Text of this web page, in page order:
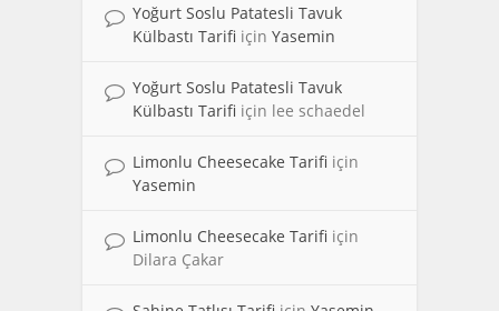
Yoğurt Soslu Patatesli Tavuk
Külbastı Tarifi için Yasemin
Yoğurt Soslu Patatesli Tavuk
Külbastı Tarifi için lee schaedel
Limonlu Cheesecake Tarifi için
Yasemin
Limonlu Cheesecake Tarifi için
Dilara Çakar